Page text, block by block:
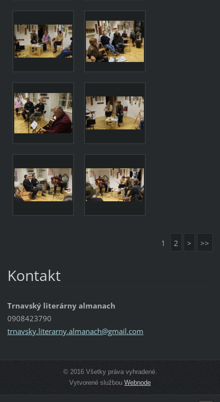
1 2 > >>
Kontakt
Trnavský literárny almanach
0908423790
trnavsky.literarny.almanach@gmail.com
© 2016 Všetky práva vyhradené.
Vytvorené službou Webnode